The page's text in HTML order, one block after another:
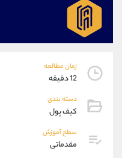
زمان مطالعه
12 دقیقه
دسته بندی
کیف پول
سطح آموزش
مقدماتی
واتساپ
تلگرام
پشتیبان فروش
موبایل
واتساپ
داخلی